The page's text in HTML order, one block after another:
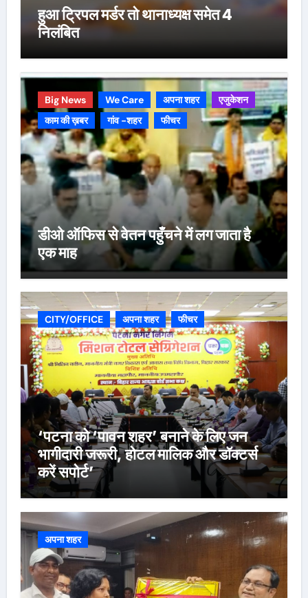
हुआ ट्रिपल मर्डर तो थानाध्यक्ष समेत 4
निलंबित
Big News We Care अपना शहर
एजुकेशन
काम की ख़बर
गांव -शहर फीचर
डीओ ऑफिस से वेतन पहुँचने में लग जाता है
एक माह
CITY/OFFICE अपना शहर फीचर
‘पटना को ‘पावन शहर’ बनाने के लिए जन
भागीदारी जरूरी, होटल मालिक और डॉक्टर्स
करें सपोर्ट’
अपना शहर